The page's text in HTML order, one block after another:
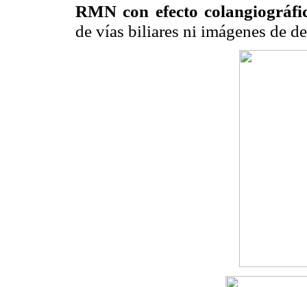
RMN con efecto
de vías biliares ni imágenes de